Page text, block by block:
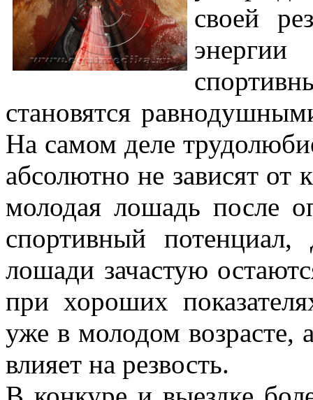
своей
становятся
На самом деле
абсолютно не зависят от
молодая лошадь после
спортивный
лошади зачастую
при хороших
уже в молодом возрасте,
влияет на резвость.